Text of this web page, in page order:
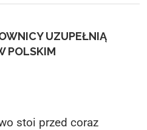
UZUPEŁNIĄ
POLSKIM
stoi przed coraz